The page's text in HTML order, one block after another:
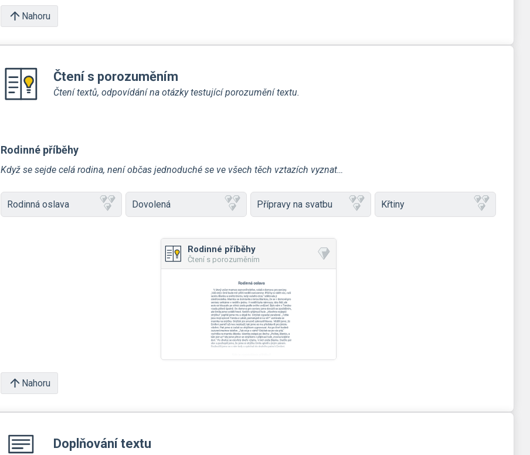
Nahoru
Čtení s porozuměním
Čtení textů, odpovídání na otázky testující porozumění textu.
Rodinné příběhy
Když se sejde celá rodina, není občas jednoduché se ve všech těch vztazích vyznat…
Rodinná oslava Dovolená Přípravy na svatbu Křtiny
Rodinné příběhy
Čtení s porozuměním
Nahoru
Doplňování textu